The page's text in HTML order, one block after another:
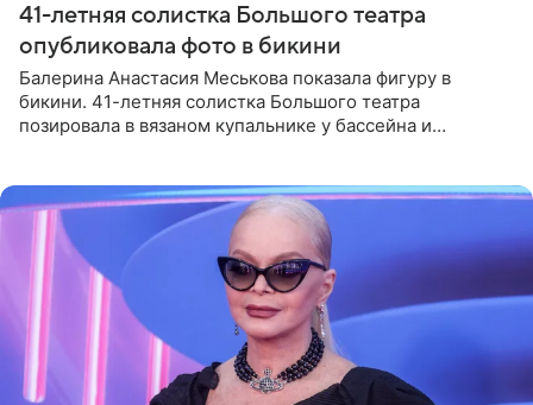
41-летняя солистка Большого театра
опубликовала фото в бикини
Балерина Анастасия Меськова показала фигуру в
бикини. 41-летняя солистка Большого театра
позировала в вязаном купальнике у бассейна и